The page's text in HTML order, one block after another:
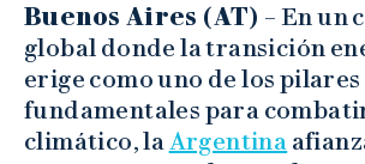
Buenos Aires (AT) – En un
global donde la transición
erige como uno de los pilares
fundamentales para
climático, la Argentina